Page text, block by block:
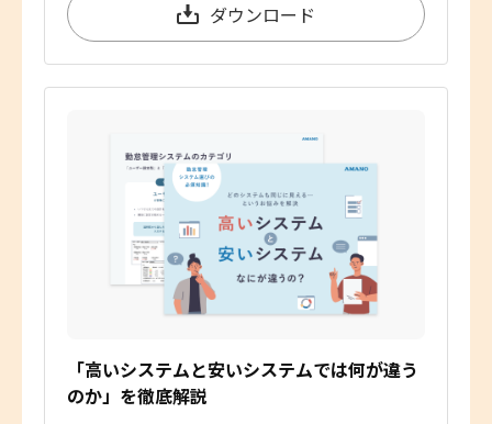
ダウンロード
「高いシステムと安いシステムでは何が違う
のか」を徹底解説